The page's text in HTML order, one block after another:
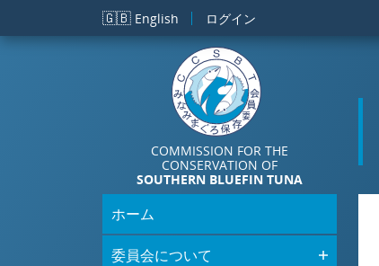
メインコンテンツに移動
🇬🇧 English ログイン
COMMISSION FOR THE
CONSERVATION OF
SOUTHERN BLUEFIN TUNA
ホーム
委員会について